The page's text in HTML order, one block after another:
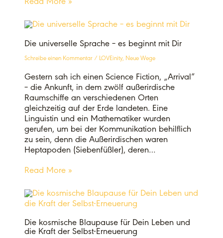
Read More »
Die universelle Sprache – es beginnt mit Dir
Schreibe einen Kommentar / LOVEinity, Neue Wege
Gestern sah ich einen Science Fiction, „Arrival“
– die Ankunft, in dem zwölf außerirdische
Raumschiffe an verschiedenen Orten
gleichzeitig auf der Erde landeten. Eine
Linguistin und ein Mathematiker wurden
gerufen, um bei der Kommunikation behilflich
zu sein, denn die Außerirdischen waren
Heptapoden (Siebenfüßler), deren…
Read More »
Die kosmische Blaupause für Dein Leben und
die Kraft der Selbst-Erneuerung